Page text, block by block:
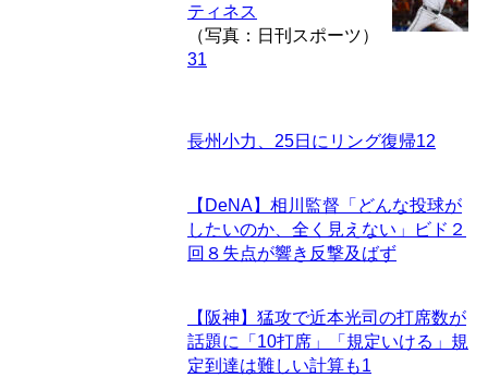
ティネス
（写真：日刊スポーツ）
31
長州小力、25日にリング復帰12
【DeNA】相川監督「どんな投球が
したいのか、全く見えない」ビド２
回８失点が響き反撃及ばず
【阪神】猛攻で近本光司の打席数が
話題に「10打席」「規定いける」規
定到達は難しい計算も1